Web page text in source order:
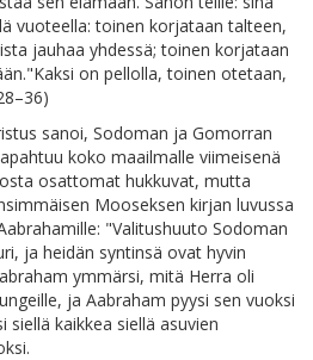
vuoteella: toinen korjataan talteen,
jauhaa yhdessä; toinen korjataan
on pellolla, toinen otetaan,
sanoi, Sodoman ja Gomorran
koko maailmalle viimeisenä
osattomat hukkuvat, mutta
Mooseksen kirjan luvussa
"Valitushuuto Sodoman
ja heidän syntinsä ovat hyvin
ymmärsi, mitä Herra oli
ja Aabraham pyysi sen vuoksi
siellä kaikkea siellä asuvien